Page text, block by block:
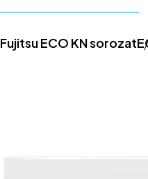
Fujitsu ECO KN sorozat